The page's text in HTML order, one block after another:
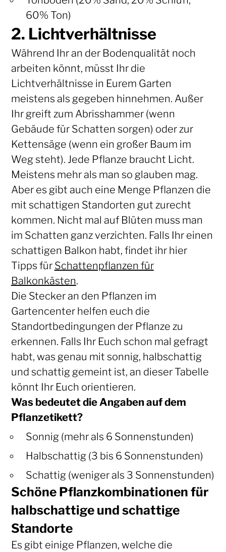
60% Ton)
2. Lichtverhältnisse
Während Ihr an der Bodenqualität noch
arbeiten könnt, müsst Ihr die
Lichtverhältnisse in Eurem Garten
meistens als gegeben hinnehmen. Außer
Ihr greift zum Abrisshammer (wenn
Gebäude für Schatten sorgen) oder zur
Kettensäge (wenn ein großer Baum im
Weg steht). Jede Pflanze braucht Licht.
Meistens mehr als man so glauben mag.
Aber es gibt auch eine Menge Pflanzen die
mit schattigen Standorten gut zurecht
kommen. Nicht mal auf Blüten muss man
im Schatten ganz verzichten. Falls Ihr einen
schattigen Balkon habt, findet ihr hier
Tipps für Schattenpflanzen für
Balkonkästen.
Die Stecker an den Pflanzen im
Gartencenter helfen euch die
Standortbedingungen der Pflanze zu
erkennen. Falls Ihr Euch schon mal gefragt
habt, was genau mit sonnig, halbschattig
und schattig gemeint ist, an dieser Tabelle
könnt Ihr Euch orientieren.
Was bedeutet die Angaben auf dem
Pflanzetikett?
Sonnig (mehr als 6 Sonnenstunden)
Halbschattig (3 bis 6 Sonnenstunden)
Schattig (weniger als 3 Sonnenstunden)
Schöne Pflanzkombinationen für
halbschattige und schattige
Standorte
Es gibt einige Pflanzen, welche die